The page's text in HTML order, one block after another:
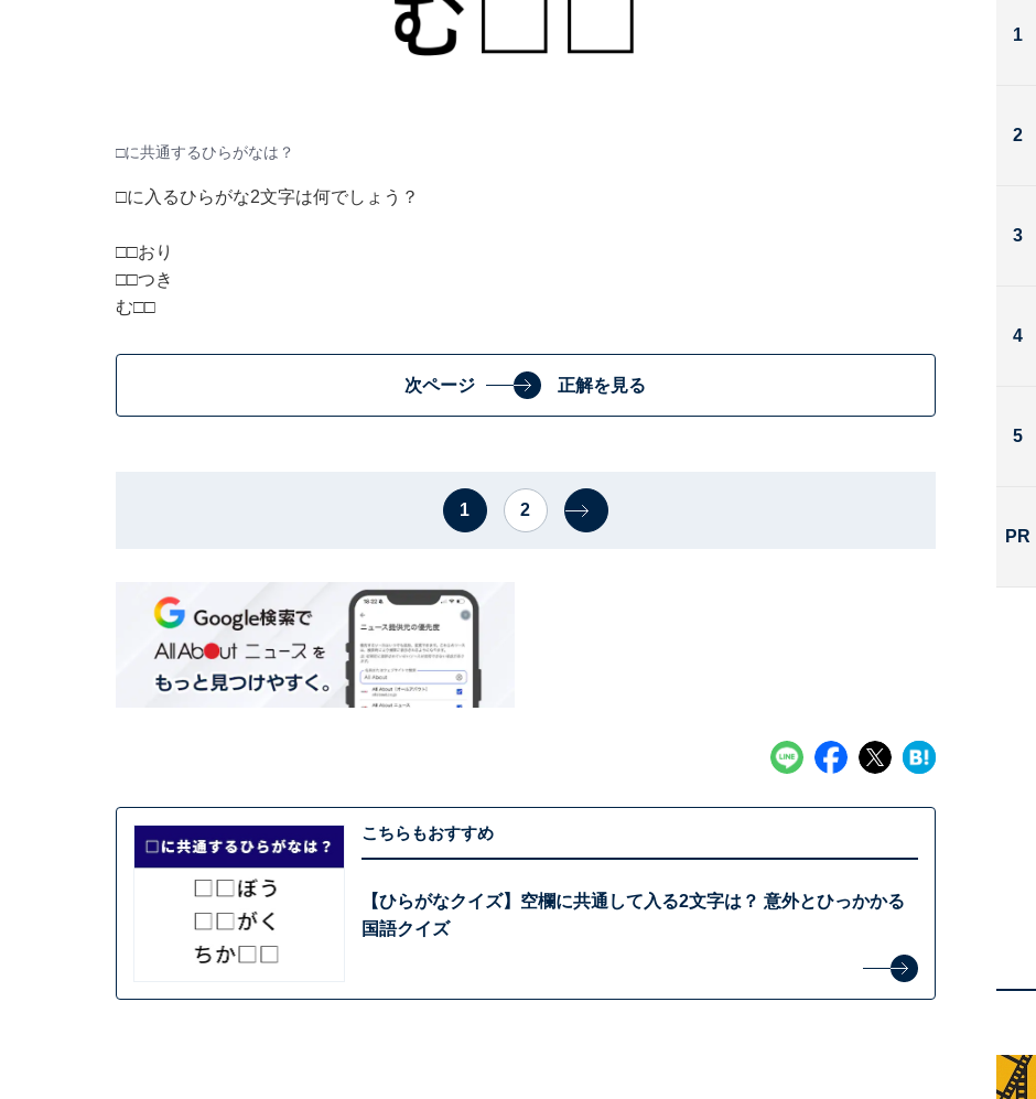
□に共通するひらがなは？
□に入るひらがな2文字は何でしょう？
□□おり
□□つき
む□□
次ページ 正解を見る
1 2
こちらもおすすめ
【ひらがなクイズ】空欄に共通して入る2文字は？ 意外とひっかかる
国語クイズ
1
2
3
4
5
PR